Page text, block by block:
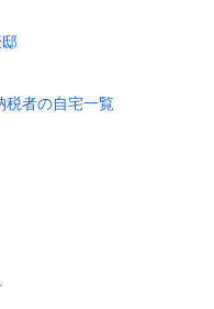
税者の自宅一覧